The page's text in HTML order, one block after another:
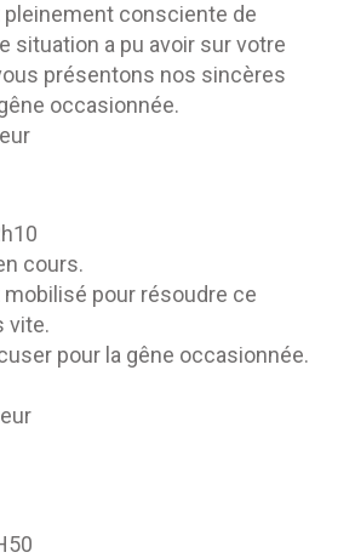
consciente de
situation a pu avoir sur votre
présentons nos sincères
occasionnée.
cours.
pour résoudre ce
vite.
pour la gêne occasionnée.